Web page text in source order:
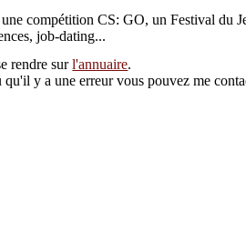
compétition CS: GO, un Festival du
job-dating...
rendre surl'annuaire.
y a une erreur vous pouvez me